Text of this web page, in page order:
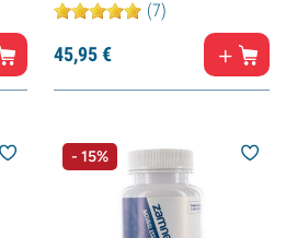
(7)
45,95€
- 15%